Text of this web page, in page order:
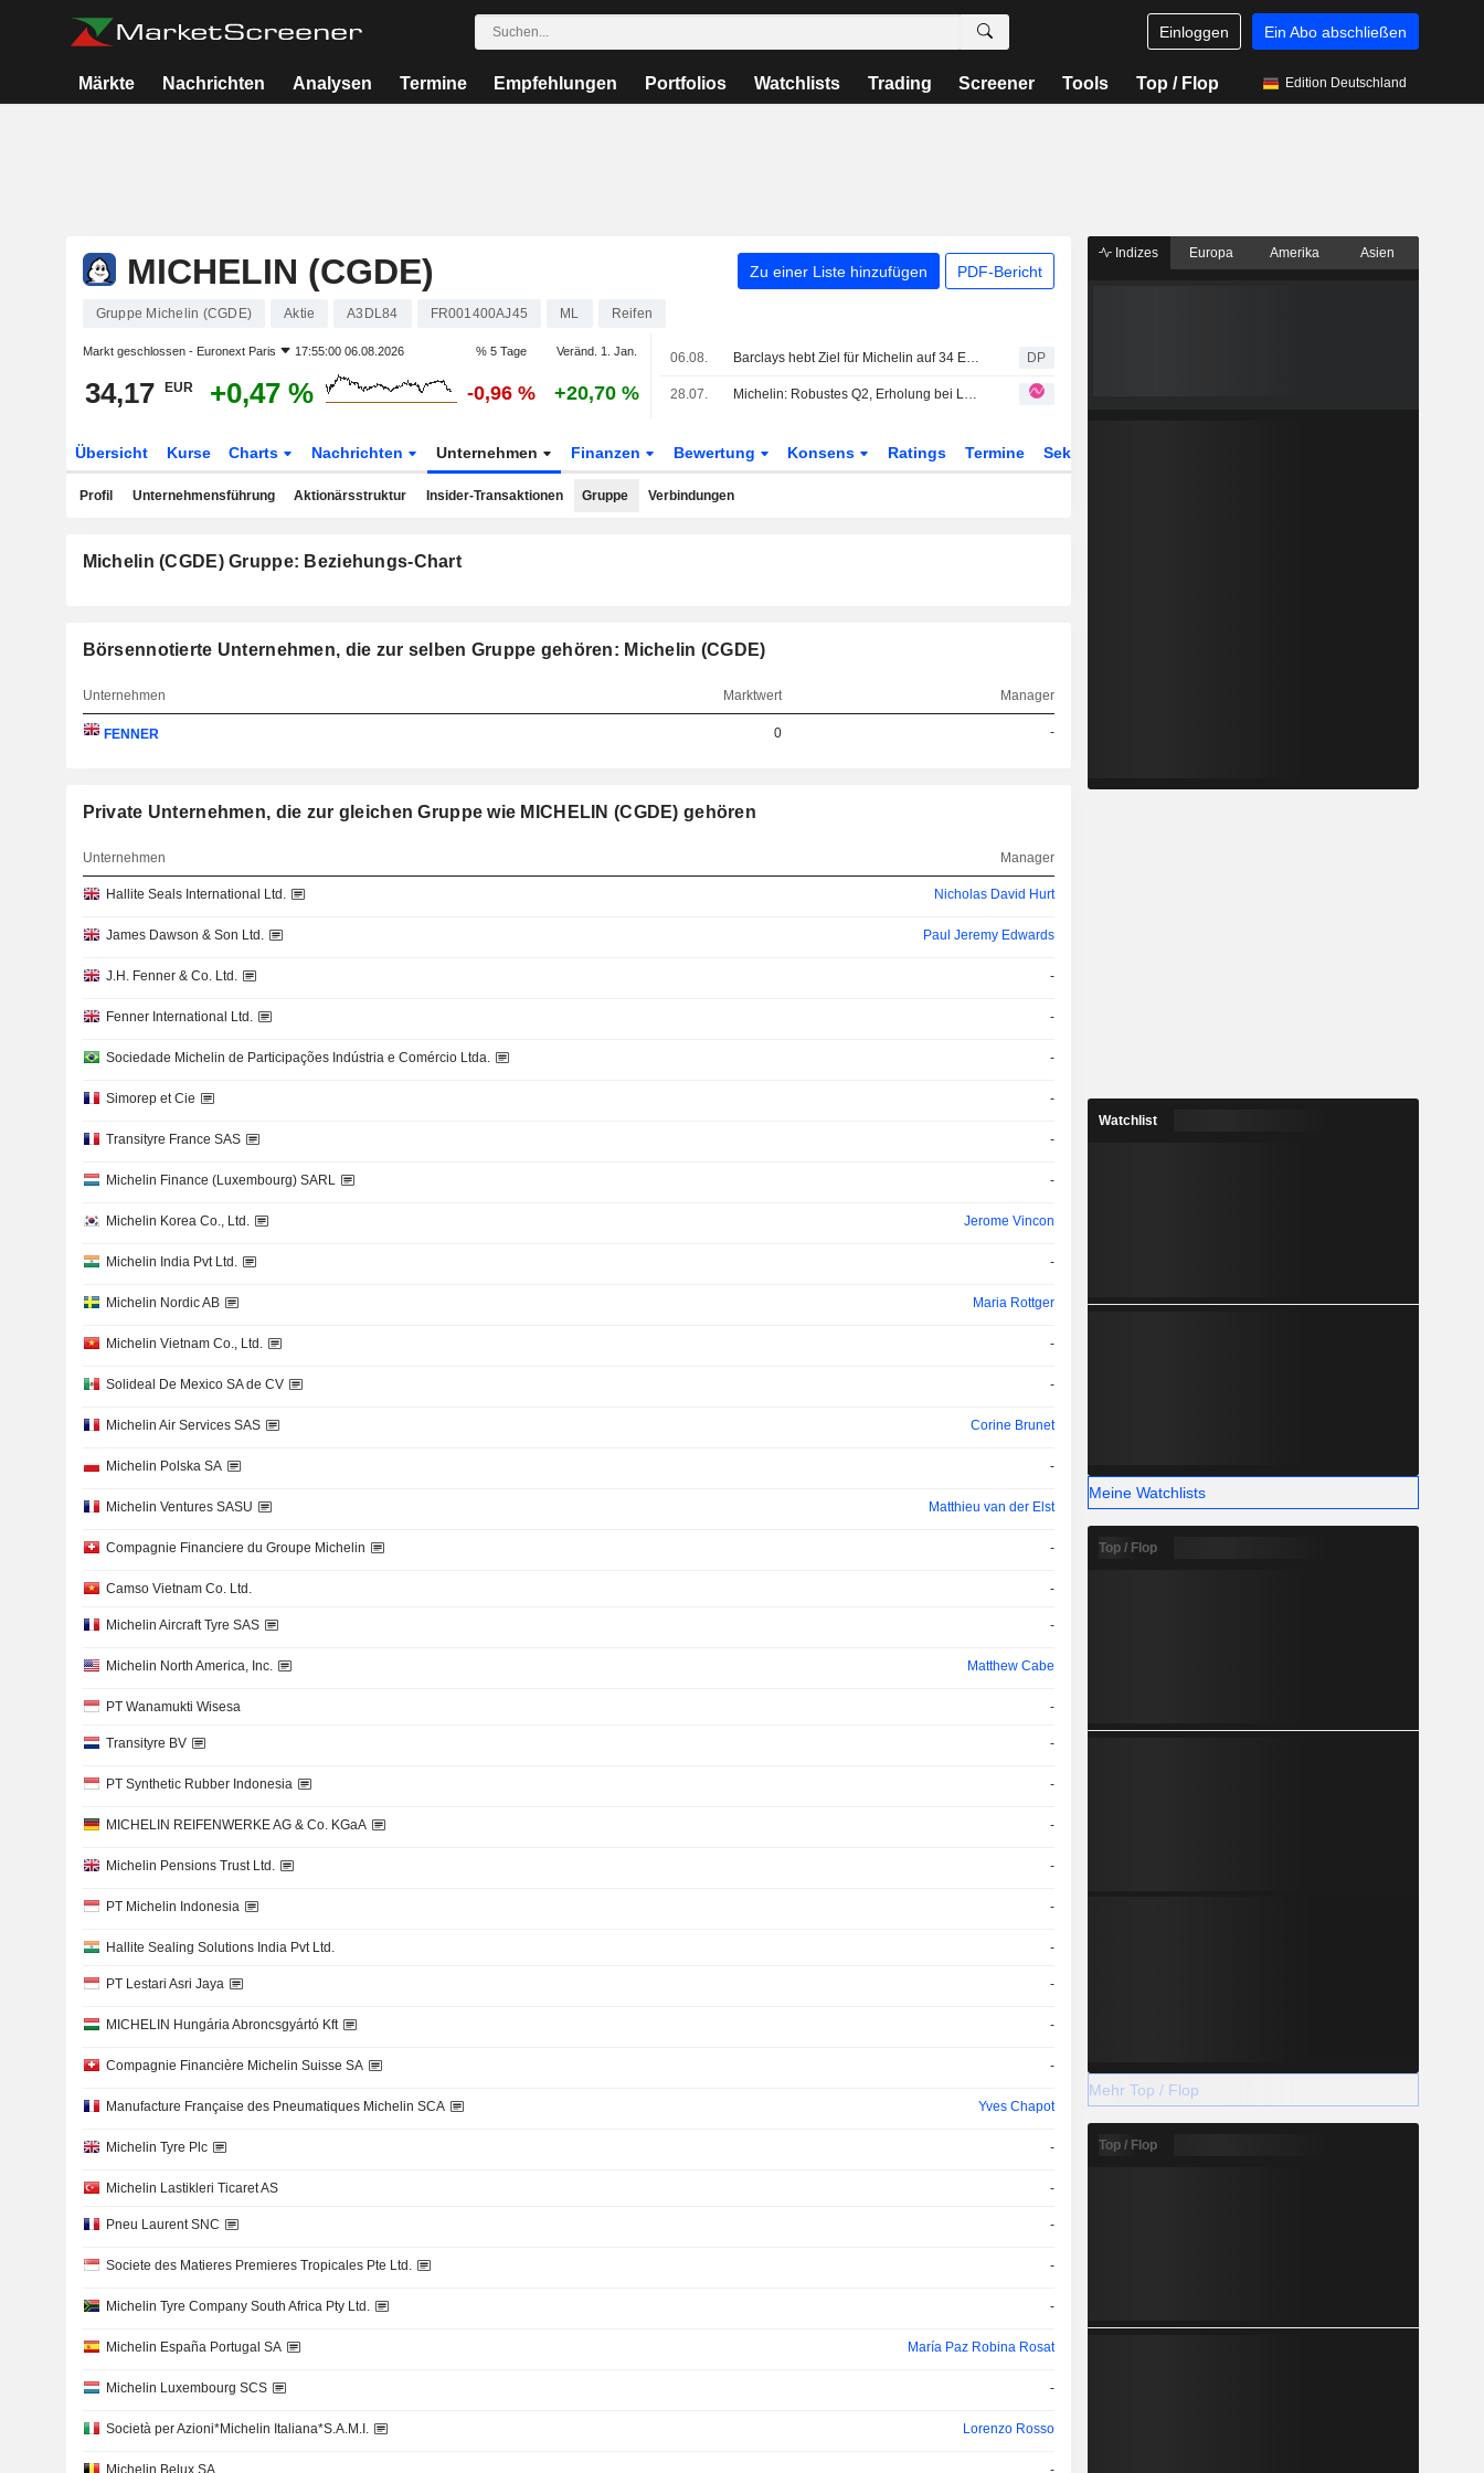
Einloggen Ein Abo abschließen
Märkte Nachrichten Analysen Termine Empfehlungen Portfolios Watchlists Trading Screener Tools Top / Flop Edition Deutschland
MICHELIN (CGDE) Zu einer Liste hinzufügen PDF-Bericht
Gruppe Michelin (CGDE) Aktie A3DL84 FR001400AJ45 ML Reifen
Markt geschlossen - Euronext Paris 17:55:00 06.08.2026 % 5 Tage Veränd. 1. Jan.
34,17 EUR +0,47 % -0,96 % +20,70 %
06.08. Barclays hebt Ziel für Michelin auf 34 Euro - 'Equal Weight' DP
28.07. Michelin: Robustes Q2, Erholung bei Lkw stützt die H2-Entwicklung
Übersicht Kurse Charts Nachrichten Unternehmen Finanzen Bewertung Konsens Ratings Termine Sektor
Profil Unternehmensführung Aktionärsstruktur Insider-Transaktionen Gruppe Verbindungen
Michelin (CGDE) Gruppe: Beziehungs-Chart
Börsennotierte Unternehmen, die zur selben Gruppe gehören: Michelin (CGDE)
Unternehmen Marktwert Manager
FENNER 0 -
Private Unternehmen, die zur gleichen Gruppe wie MICHELIN (CGDE) gehören
Unternehmen Manager
Hallite Seals International Ltd. Nicholas David Hurt
James Dawson & Son Ltd. Paul Jeremy Edwards
J.H. Fenner & Co. Ltd. -
Fenner International Ltd. -
Sociedade Michelin de Participações Indústria e Comércio Ltda. -
Simorep et Cie -
Transityre France SAS -
Michelin Finance (Luxembourg) SARL -
Michelin Korea Co., Ltd. Jerome Vincon
Michelin India Pvt Ltd. -
Michelin Nordic AB Maria Rottger
Michelin Vietnam Co., Ltd. -
Solideal De Mexico SA de CV -
Michelin Air Services SAS Corine Brunet
Michelin Polska SA -
Michelin Ventures SASU Matthieu van der Elst
Compagnie Financiere du Groupe Michelin -
Camso Vietnam Co. Ltd. -
Michelin Aircraft Tyre SAS -
Michelin North America, Inc. Matthew Cabe
PT Wanamukti Wisesa -
Transityre BV -
PT Synthetic Rubber Indonesia -
MICHELIN REIFENWERKE AG & Co. KGaA -
Michelin Pensions Trust Ltd. -
PT Michelin Indonesia -
Hallite Sealing Solutions India Pvt Ltd. -
PT Lestari Asri Jaya -
MICHELIN Hungária Abroncsgyártó Kft -
Compagnie Financière Michelin Suisse SA -
Manufacture Française des Pneumatiques Michelin SCA Yves Chapot
Michelin Tyre Plc -
Michelin Lastikleri Ticaret AS -
Pneu Laurent SNC -
Societe des Matieres Premieres Tropicales Pte Ltd. -
Michelin Tyre Company South Africa Pty Ltd. -
Michelin España Portugal SA María Paz Robina Rosat
Michelin Luxembourg SCS -
Società per Azioni*Michelin Italiana*S.A.M.I. Lorenzo Rosso
Michelin Belux SA -
Indizes Europa Amerika Asien
Watchlist
Meine Watchlists
Top / Flop
Mehr Top / Flop
Top / Flop